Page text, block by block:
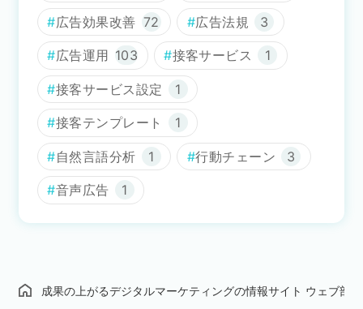
広告効果改善 72 広告法規 3
広告運用 103 接客サービス 1
接客サービス設定 1
接客テンプレート 1
自然言語分析 1 行動チェーン 3
音声広告 1
成果の上がるデジタルマーケティングの情報サイト ウェブ部